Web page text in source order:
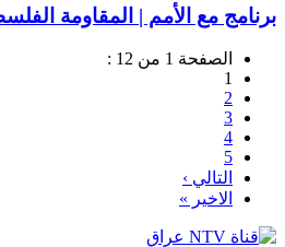
برنامج مع الأمم | المقاومة
الصفحة 1 من 12 :
1
2
3
4
5
التالي ›
الاخير »